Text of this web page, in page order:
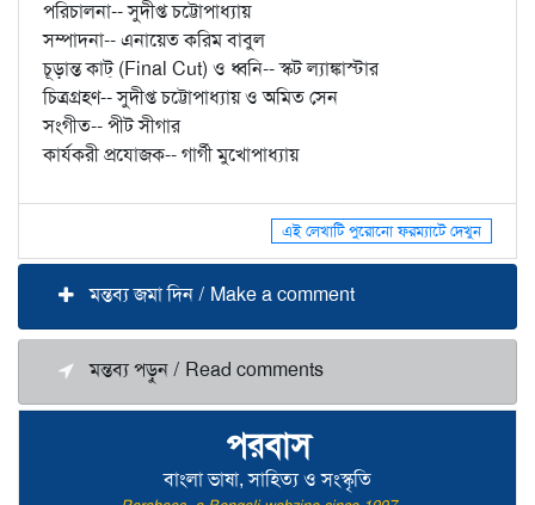
পরবাস
বাংলা ভাষা, সাহিত্য ও সংস্কৃতি
পরিচালনা-- সুদীপ্ত চট্টোপাধ্যায়
সম্পাদনা-- এনায়েত করিম বাবুল
চূড়ান্ত কাট্‌ (Final Cut) ও ধ্বনি-- স্কট ল্যাঙ্কাস্টার
চিত্রগ্রহণ-- সুদীপ্ত চট্টোপাধ্যায় ও অমিত সেন
সংগীত-- পীট সীগার
কার্যকরী প্রযোজক-- গার্গী মুখোপাধ্যায়
এই লেখাটি পুরোনো ফরম্যাটে দেখুন
মন্তব্য জমা দিন / Make a comment
মন্তব্য পড়ুন / Read comments